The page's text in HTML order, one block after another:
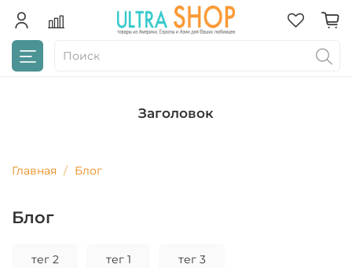
Главная Блог
Блог
тег 2 тег 1 тег 3
Заголовок